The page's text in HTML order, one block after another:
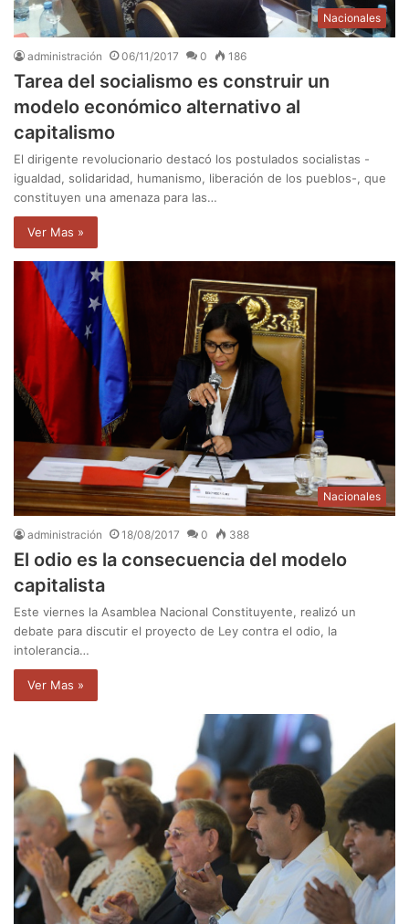
Nacionales
administración 06/11/2017 0 186
Tarea del socialismo es construir un
modelo económico alternativo al
capitalismo
El dirigente revolucionario destacó los postulados socialistas -
igualdad, solidaridad, humanismo, liberación de los pueblos-, que
constituyen una amenaza para las…
Ver Mas »
Nacionales
administración 18/08/2017 0 388
El odio es la consecuencia del modelo
capitalista
Este viernes la Asamblea Nacional Constituyente, realizó un
debate para discutir el proyecto de Ley contra el odio, la
intolerancia…
Ver Mas »